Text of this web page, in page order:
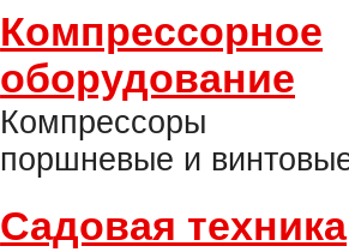
Компрессорное
оборудование
Компрессоры
поршневые и
Садовая техника